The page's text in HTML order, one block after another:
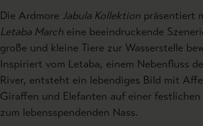
Die Ardmore Jabula Kollektion präsentiert
Letaba March eine beeindruckende
große und kleine Tiere zur Wasserstelle
Inspiriert vom Letaba, einem Nebenfluss
River, entsteht ein lebendiges Bild mit
Giraffen und Elefanten auf einer festlichen
zum lebensspendenden Nass.